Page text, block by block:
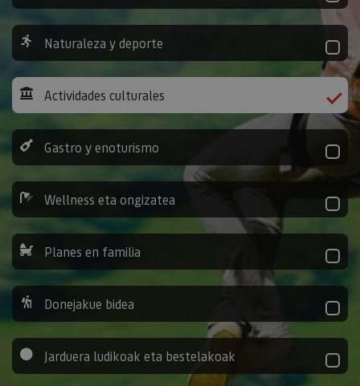
Naturaleza y deporte
Actividades culturales
Gastro y enoturismo
Wellness eta ongizatea
Planes en familia
Donejakue bidea
Jarduera ludikoak eta bestelakoak